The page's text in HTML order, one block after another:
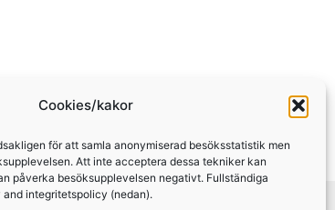
Cookies/kakor
för att samla anonymiserad besöksstatistik men
Att inte acceptera dessa tekniker kan
påverka besöksupplevelsen negativt. Fullständiga
integritetspolicy (nedan).